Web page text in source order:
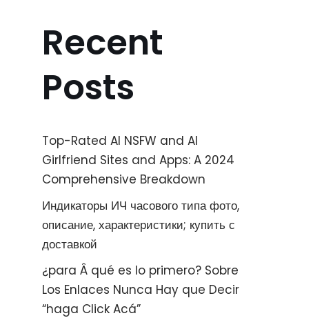
Recent
Posts
Top-Rated AI NSFW and AI
Girlfriend Sites and Apps: A 2024
Comprehensive Breakdown
Индикаторы ИЧ часового типа фото,
описание, характеристики; купить с
доставкой
¿para Â qué es lo primero? Sobre
Los Enlaces Nunca Hay que Decir
“haga Click Acá”